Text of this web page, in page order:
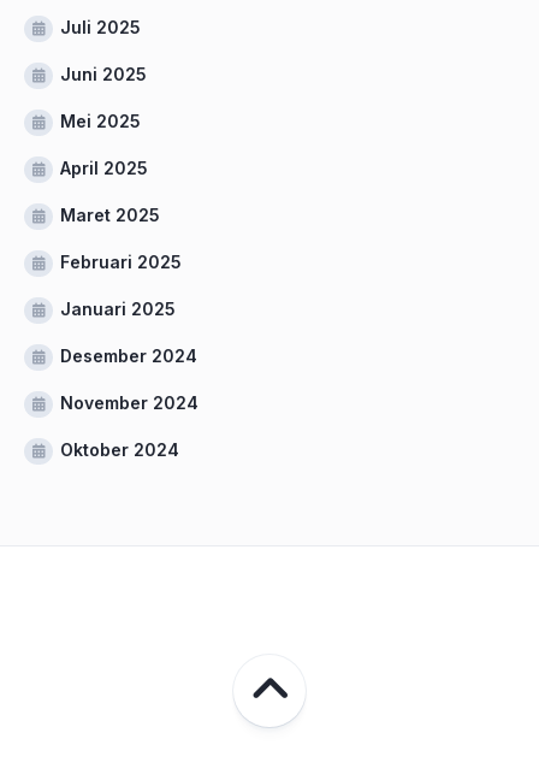
Juli 2025
Juni 2025
Mei 2025
April 2025
Maret 2025
Februari 2025
Januari 2025
Desember 2024
November 2024
Oktober 2024